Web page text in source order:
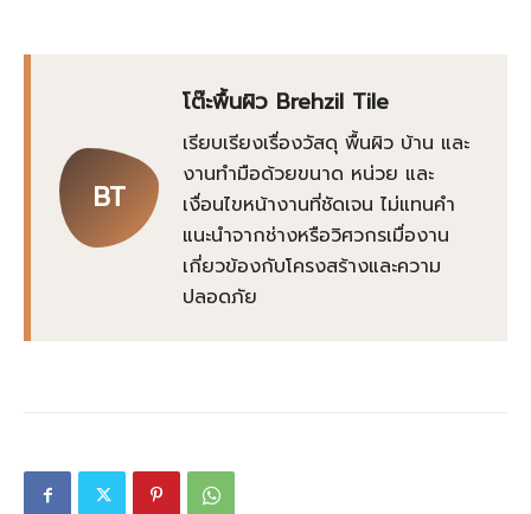
BT
โต๊ะพื้นผิว Brehzil Tile
เรียบเรียงเรื่องวัสดุ พื้นผิว บ้าน และ
งานทำมือด้วยขนาด หน่วย และ
เงื่อนไขหน้างานที่ชัดเจน ไม่แทนคำ
แนะนำจากช่างหรือวิศวกรเมื่องาน
เกี่ยวข้องกับโครงสร้างและความ
ปลอดภัย